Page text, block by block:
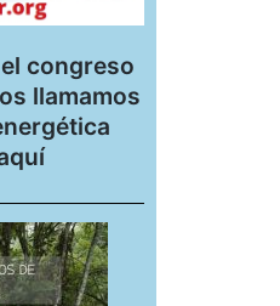
congreso
llamamos